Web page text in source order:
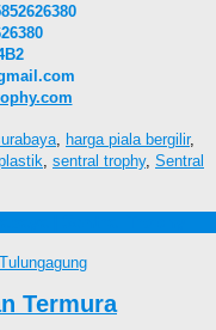
, harga piala bergilir,
, sentral trophy, Sentral
Termura